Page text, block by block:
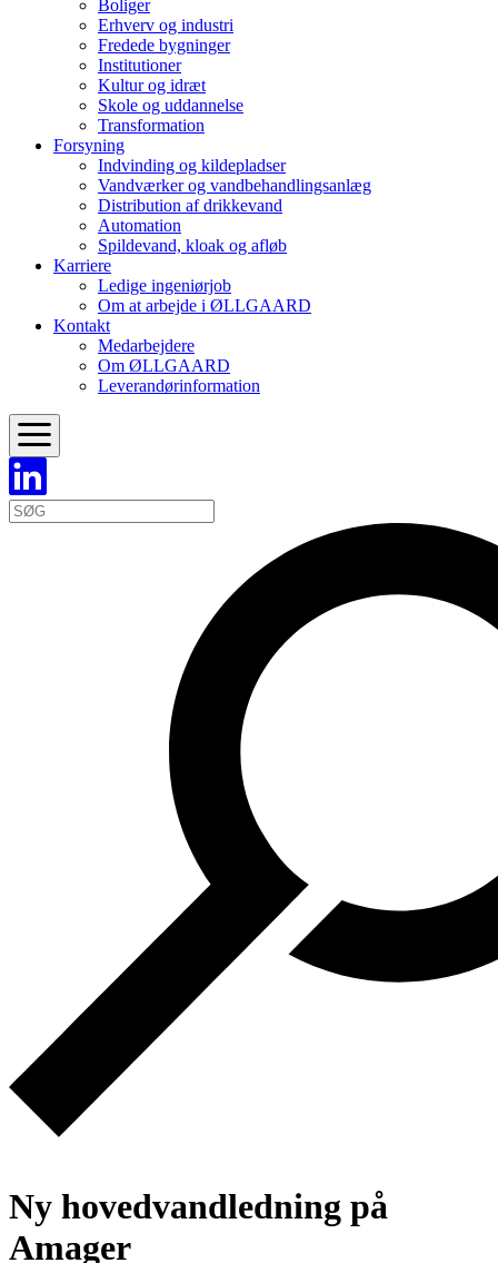
Boliger
Erhverv og industri
Fredede bygninger
Institutioner
Kultur og idræt
Skole og uddannelse
Transformation
Forsyning
Indvinding og kildepladser
Vandværker og vandbehandlingsanlæg
Distribution af drikkevand
Automation
Spildevand, kloak og afløb
Karriere
Ledige ingeniørjob
Om at arbejde i ØLLGAARD
Kontakt
Medarbejdere
Om ØLLGAARD
Leverandørinformation
Ny hovedvandledning på
Amager